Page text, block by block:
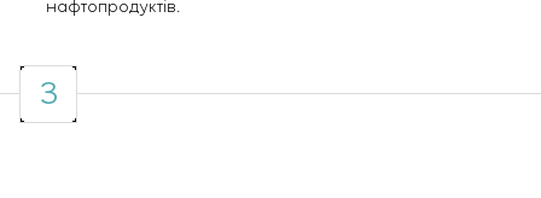
нафтопродуктів.
3